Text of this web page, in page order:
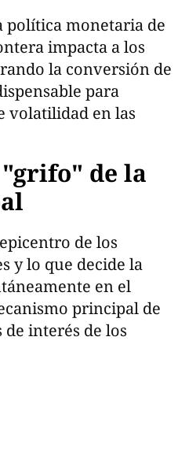
política monetaria de
impacta a los
la conversión de
para
volatilidad en las
"grifo" de la
de los
y lo que decide la
en el
principal de
de interés de los